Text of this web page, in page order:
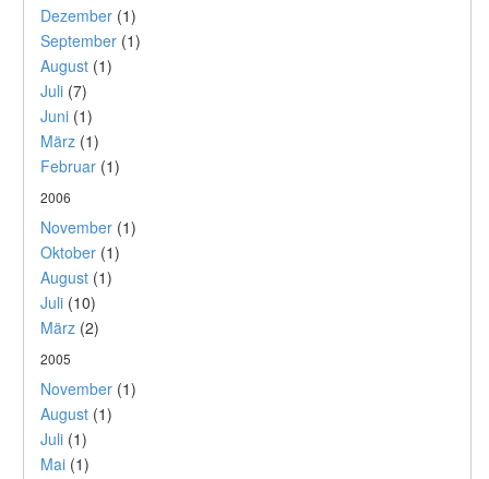
Dezember (1)
September (1)
August (1)
Juli (7)
Juni (1)
März (1)
Februar (1)
2006
November (1)
Oktober (1)
August (1)
Juli (10)
März (2)
2005
November (1)
August (1)
Juli (1)
Mai (1)